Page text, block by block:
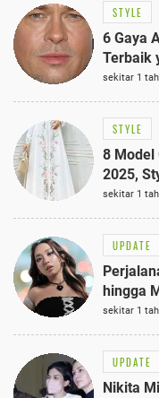
STYLE
6 Gaya
Terbaik
sekitar 1
STYLE
8 Model
2025,
Semi-
sekitar 1
UPDATE
hingga
sekitar 1
UPDATE
Nikita